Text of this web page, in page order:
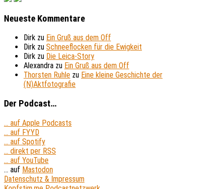
Neueste Kommentare
Dirk zu Ein Gruß aus dem Off
Dirk zu Schneeflocken für die Ewigkeit
Dirk zu Die Leica-Story
Alexandra zu Ein Gruß aus dem Off
Thorsten Ruhle zu Eine kleine Geschichte der
(N)Aktfotografie
Der Podcast…
... auf Apple Podcasts
... auf FYYD
... auf Spotify
... direkt per RSS
... auf YouTube
... auf Mastodon
Datenschutz & Impressum